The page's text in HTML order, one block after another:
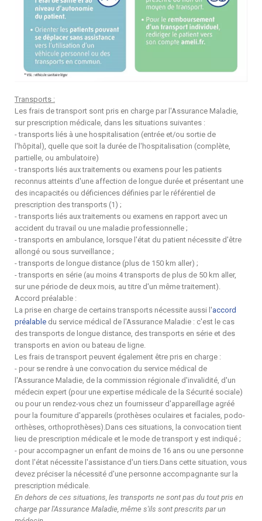
Transports :
Les frais de transport sont pris en charge par l'Assurance Maladie,
sur prescription médicale, dans les situations suivantes :
- transports liés à une hospitalisation (entrée et/ou sortie de
l'hôpital), quelle que soit la durée de l'hospitalisation (complète,
partielle, ou ambulatoire)
- transports liés aux traitements ou examens pour les patients
reconnus atteints d'une affection de longue durée et présentant une
des incapacités ou déficiences définies par le référentiel de
prescription des transports (1) ;
- transports liés aux traitements ou examens en rapport avec un
accident du travail ou une maladie professionnelle ;
- transports en ambulance, lorsque l'état du patient nécessite d'être
allongé ou sous surveillance ;
- transports de longue distance (plus de 150 km aller) ;
- transports en série (au moins 4 transports de plus de 50 km aller,
sur une période de deux mois, au titre d'un même traitement).
Accord préalable :
La prise en charge de certains transports nécessite aussi l'accord
préalable du service médical de l'Assurance Maladie : c'est le cas
des transports de longue distance, des transports en série et des
transports en avion ou bateau de ligne.
Les frais de transport peuvent également être pris en charge :
- pour se rendre à une convocation du service médical de
l'Assurance Maladie, de la commission régionale d'invalidité, d'un
médecin expert (pour une expertise médicale de la Sécurité sociale)
ou pour un rendez-vous chez un fournisseur d'appareillage agréé
pour la fourniture d'appareils (prothèses oculaires et faciales, podo-
orthèses, orthoprothèses).Dans ces situations, la convocation tient
lieu de prescription médicale et le mode de transport y est indiqué ;
- pour accompagner un enfant de moins de 16 ans ou une personne
dont l'état nécessite l'assistance d'un tiers.Dans cette situation, vous
devez préciser la nécessité d'une personne accompagnante sur la
prescription médicale.
En dehors de ces situations, les transports ne sont pas du tout pris en
charge par l'Assurance Maladie, même s'ils sont prescrits par un